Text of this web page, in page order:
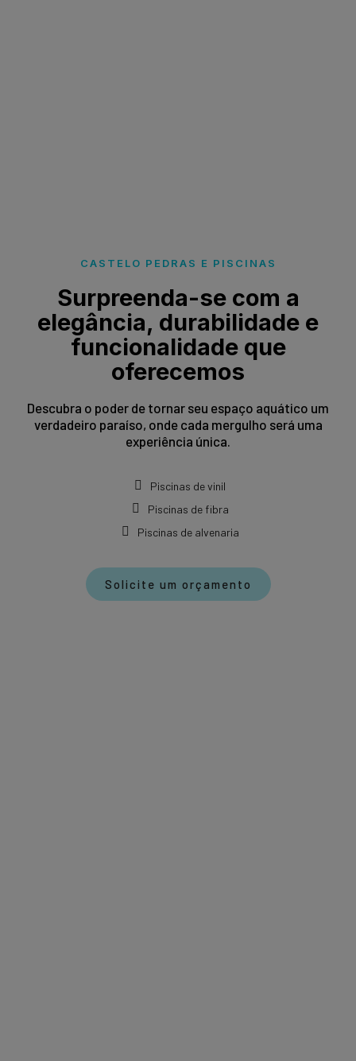
CASTELO PEDRAS E PISCINAS
Surpreenda-se com a
elegância, durabilidade e
funcionalidade que
oferecemos
Descubra o poder de tornar seu espaço aquático um
verdadeiro paraíso, onde cada mergulho será uma
experiência única.
Piscinas de vinil
Piscinas de fibra
Piscinas de alvenaria
Solicite um orçamento